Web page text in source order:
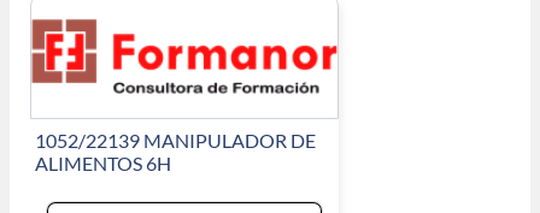
1052/22139 MANIPULADOR DE
ALIMENTOS 6H